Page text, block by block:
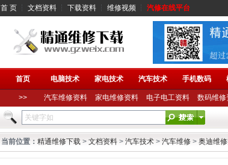
首 页 ┆ 文档资料 ┆ 下载资料 ┆ 维修视频 ┆ 汽修在线平台
首页 电脑技术 家电技术 汽车技术 手机数码
>> 汽车维修资料 家电维修资料 电子电工资料 数码维修
当前位置： 精通维修下载 > 文档资料 > 汽车技术 > 汽车维修 > 奥迪维